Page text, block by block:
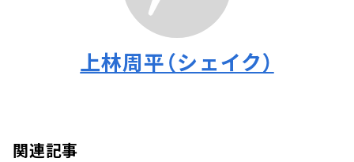
上林周平（シェイク）
関連記事